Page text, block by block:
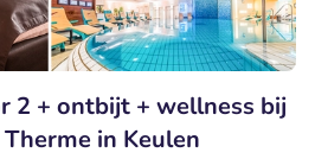
2 + ontbijt + wellness bij
in Keulen